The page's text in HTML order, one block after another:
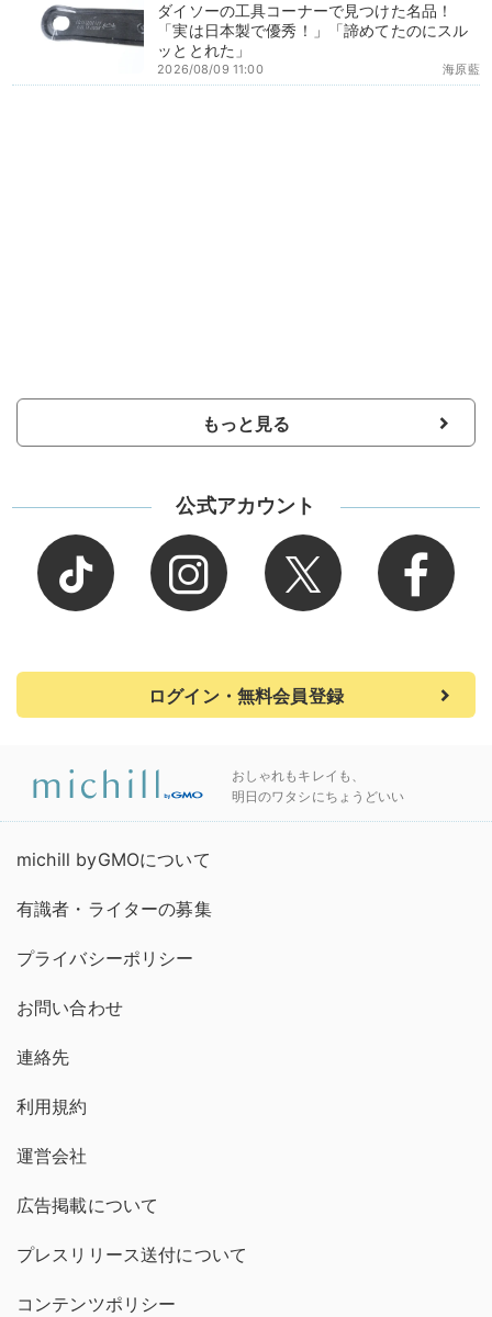
ダイソーの工具コーナーで見つけた名品！
「実は日本製で優秀！」「諦めてたのにスル
ッととれた」
海原藍
2026/08/09 11:00
もっと見る
公式アカウント
ログイン・無料会員登録
おしゃれもキレイも、
明日のワタシにちょうどいい
michill byGMOについて
有識者・ライターの募集
プライバシーポリシー
お問い合わせ
連絡先
利用規約
運営会社
広告掲載について
プレスリリース送付について
コンテンツポリシー